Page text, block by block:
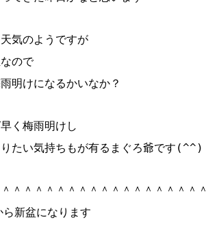
気のようですが
ので
明けになるかいなか？
く梅雨明けし
たい気持ちもが有るまぐろ爺です(^^)
＾＾＾＾＾＾＾＾＾＾＾＾＾＾＾＾＾
新盆になります